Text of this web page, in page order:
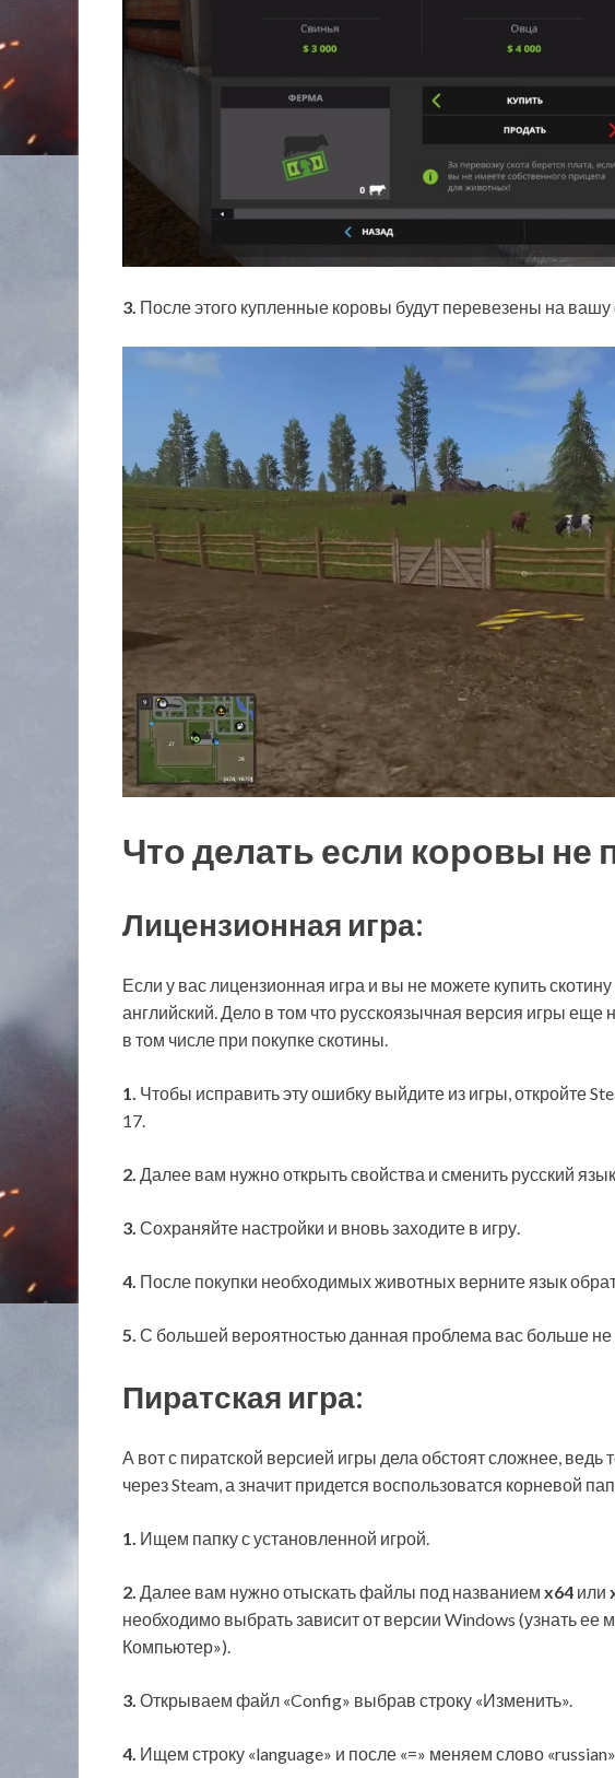
3. После этого купленные коровы будут перевезены на вашу
Что делать если коровы не
Лицензионная игра:
Если у вас лицензионная игра и вы не можете купить
английский. Дело в том что русскоязычная версия игры еще
в том числе при покупке скотины.
1. Чтобы исправить эту ошибку выйдите из игры, откройте
17.
2. Далее вам нужно открыть свойства и сменить русский
3. Сохраняйте настройки и вновь заходите в игру.
4. После покупки необходимых животных верните язык
5. С большей вероятностью данная проблема вас больше не
Пиратская игра:
А вот с пиратской версией игры дела обстоят сложнее,
через Steam, а значит придется воспользоватся корневой
1. Ищем папку с установленной игрой.
2. Далее вам нужно отыскать файлы под названием x64 или
необходимо выбрать зависит от версии Windows (узнать
Компьютер»).
3. Открываем файл «Config» выбрав строку «Изменить».
4. Ищем строку «language» и после «=» меняем слово «russian»